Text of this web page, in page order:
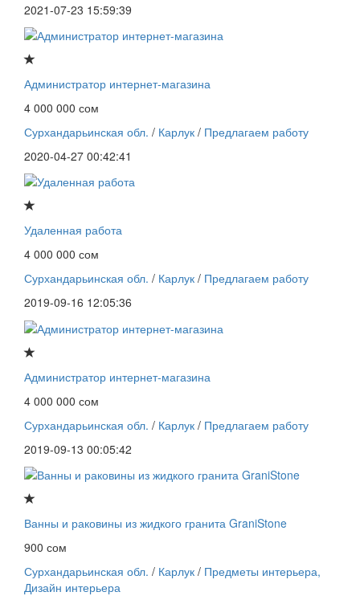
2021-07-23 15:59:39
Администратор интернет-магазина
4 000 000 сом
Сурхандарьинская обл. / Карлук / Предлагаем работу
2020-04-27 00:42:41
Удаленная работа
4 000 000 сом
Сурхандарьинская обл. / Карлук / Предлагаем работу
2019-09-16 12:05:36
Администратор интернет-магазина
4 000 000 сом
Сурхандарьинская обл. / Карлук / Предлагаем работу
2019-09-13 00:05:42
Ванны и раковины из жидкого гранита GraniStone
900 сом
Сурхандарьинская обл. / Карлук / Предметы интерьера,
Дизайн интерьера